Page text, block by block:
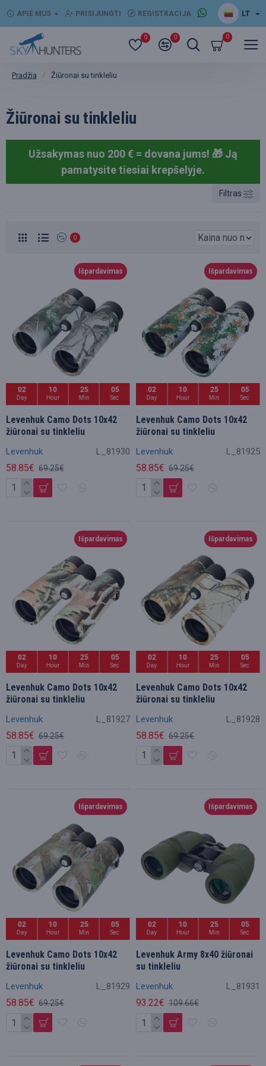
APIE MUS PRISIJUNGTI REGISTRACIJA LT
0 0 0
Pradžia Žiūronai su tinkleliu
Žiūronai su tinkleliu
Užsakymas nuo 200 € = dovana jums! 🎁 Ją
pamatysite tiesiai krepšelyje.
Filtras
0
Išpardavimas
02
Day
10
Hour
25
Min
05
Sec
Levenhuk L_81930
Levenhuk Camo Dots 10x42
žiūronai su tinkleliu
58.85€ 69.25€
Išpardavimas
02
Day
10
Hour
25
Min
05
Sec
Levenhuk L_81925
Levenhuk Camo Dots 10x42
žiūronai su tinkleliu
58.85€ 69.25€
Išpardavimas
02
Day
10
Hour
25
Min
05
Sec
Levenhuk L_81927
Levenhuk Camo Dots 10x42
žiūronai su tinkleliu
58.85€ 69.25€
Išpardavimas
02
Day
10
Hour
25
Min
05
Sec
Levenhuk L_81928
Levenhuk Camo Dots 10x42
žiūronai su tinkleliu
58.85€ 69.25€
Išpardavimas
02
Day
10
Hour
25
Min
05
Sec
Levenhuk L_81929
Levenhuk Camo Dots 10x42
žiūronai su tinkleliu
58.85€ 69.25€
Išpardavimas
02
Day
10
Hour
25
Min
05
Sec
Levenhuk L_81931
Levenhuk Army 8x40 žiūronai
su tinkleliu
93.22€ 109.66€